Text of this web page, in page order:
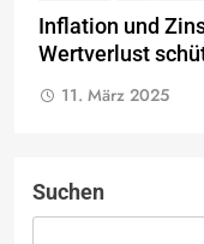
Inflation und
Wertverlust
11. März 2025
Suchen